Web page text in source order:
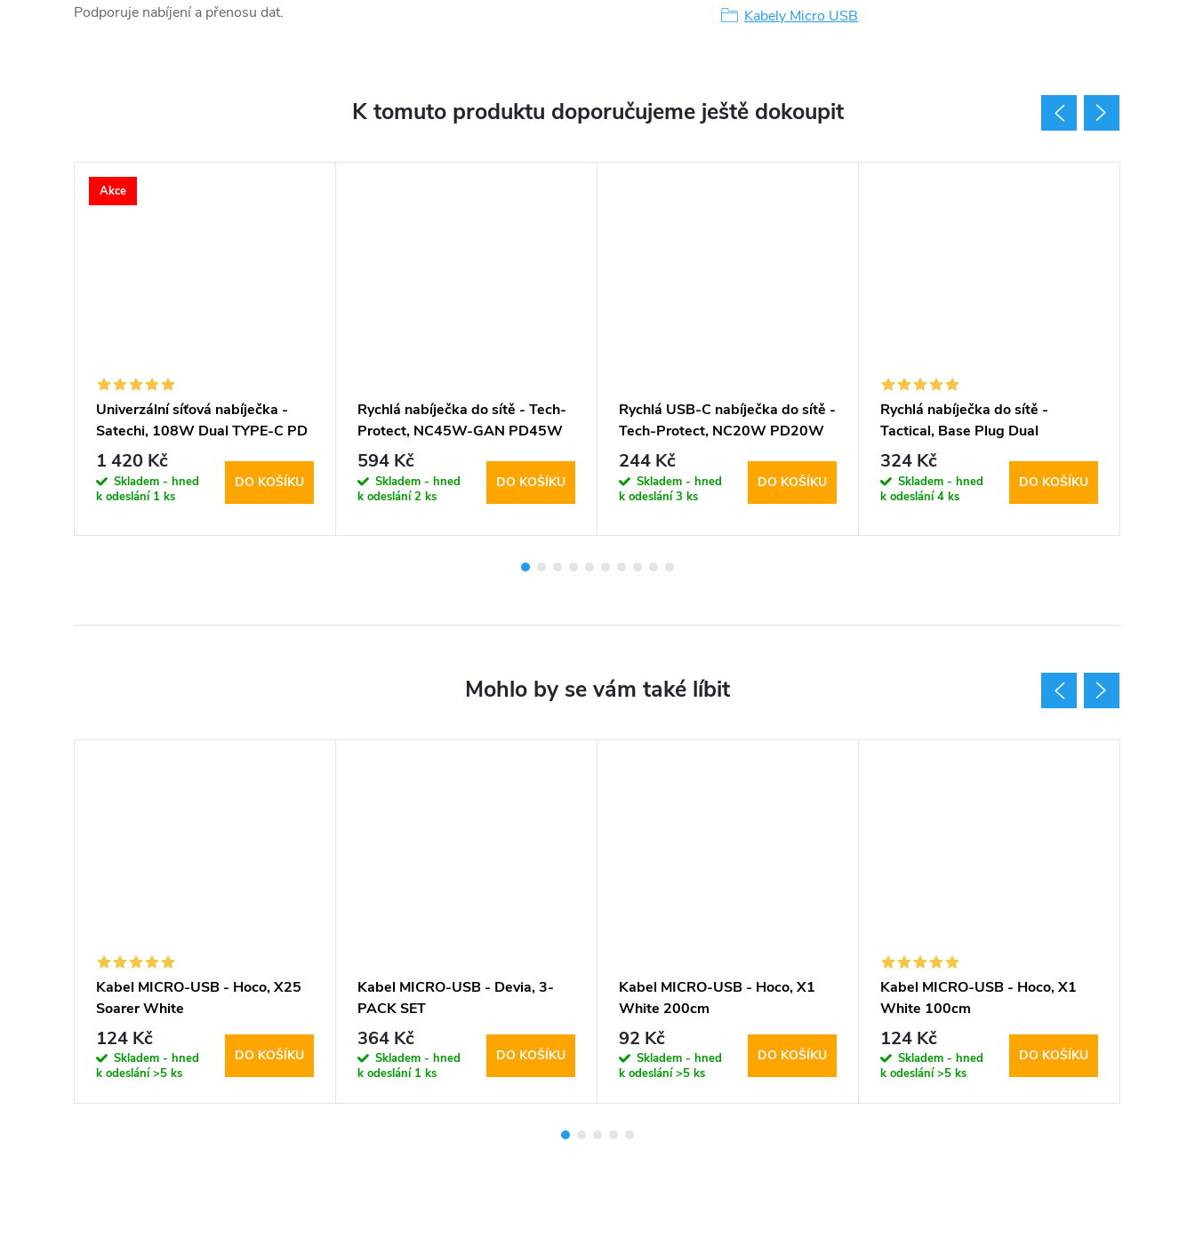
Podporuje nabíjení a přenosu dat. Kabely Micro USB
K tomuto produktu doporučujeme ještě dokoupit
Akce
Univerzální síťová nabíječka -
Satechi, 108W Dual TYPE-C PD
1 420 Kč
Skladem - hned
k odeslání 1 ks
DO KOŠÍKU
Rychlá nabíječka do sítě - Tech-
Protect, NC45W-GAN PD45W
Black
594 Kč
Skladem - hned
k odeslání2 ks
DO KOŠÍKU
Rychlá USB-C nabíječka do sítě -
Tech-Protect, NC20W PD20W
White
244 Kč
Skladem - hned
k odeslání3 ks
DO KOŠÍKU
Rychlá nabíječka do sítě -
Tactical, Base Plug Dual
PD20W/QC3.0 White
324 Kč
Skladem - hned
k odeslání4 ks
DO KOŠÍKU
Kabel MICRO-USB - Hoco, X25
Soarer White
124 Kč
Skladem - hned
k odeslání>5 ks
DO KOŠÍKU
Kabel MICRO-USB - Devia, 3-
PACK SET
(200cm+100cm+25cm) Gray
364 Kč
Skladem - hned
k odeslání 1 ks
DO KOŠÍKU
Kabel MICRO-USB - Hoco, X1
White 200cm
92 Kč
Skladem - hned
k odeslání>5 ks
DO KOŠÍKU
Kabel MICRO-USB - Hoco, X1
White 100cm
124 Kč
Skladem - hned
k odeslání>5 ks
DO KOŠÍKU